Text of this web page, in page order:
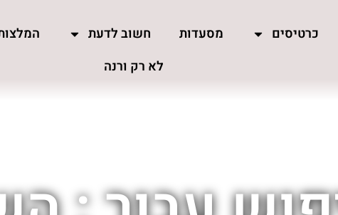
כרטיסים מסעדות חשוב לדעת
לא רק ורנה